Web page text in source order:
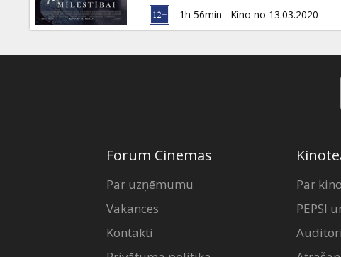
Uzkodas
B2B
1h 56min Kino no 13.03.2020
Forum Cinemas
Par uzņēmumu
Vakances
Kontakti
Par
PEPSI